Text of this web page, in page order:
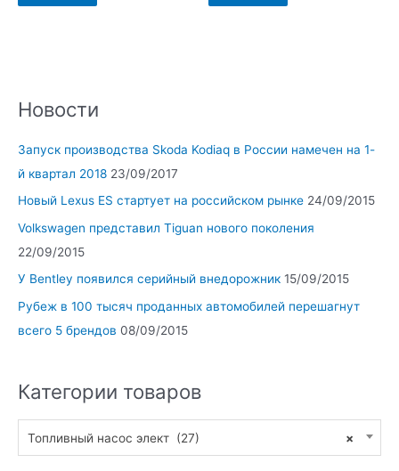
Новости
Запуск производства Skoda Kodiaq в России намечен на 1-
й квартал 2018 23/09/2017
Новый Lexus ES стартует на российском рынке 24/09/2015
Volkswagen представил Tiguan нового поколения
22/09/2015
У Bentley появился серийный внедорожник 15/09/2015
Рубеж в 100 тысяч проданных автомобилей перешагнут
всего 5 брендов 08/09/2015
Категории товаров
×
Топливный насос элект (27)